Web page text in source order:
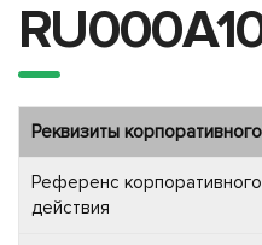
Реквизиты
Референс корпоративного
действия